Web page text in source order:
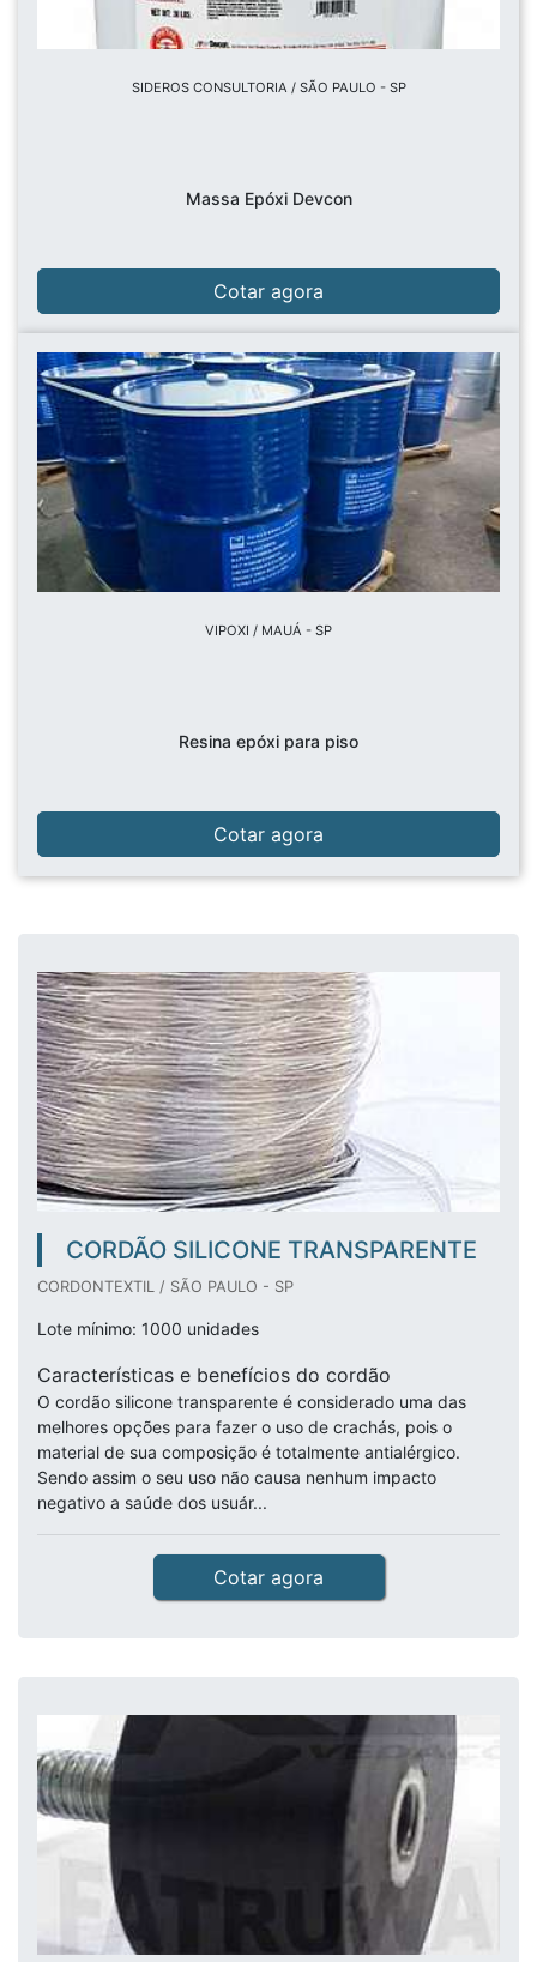
SIDEROS CONSULTORIA / SÃO PAULO - SP
Massa Epóxi Devcon
Cotar agora
VIPOXI / MAUÁ - SP
Resina epóxi para piso
Cotar agora
CORDÃO SILICONE TRANSPARENTE
CORDONTEXTIL / SÃO PAULO - SP
Lote mínimo: 1000 unidades
Características e benefícios do cordão
O cordão silicone transparente é considerado uma das
melhores opções para fazer o uso de crachás, pois o
material de sua composição é totalmente antialérgico.
Sendo assim o seu uso não causa nenhum impacto
negativo a saúde dos usuár...
Cotar agora